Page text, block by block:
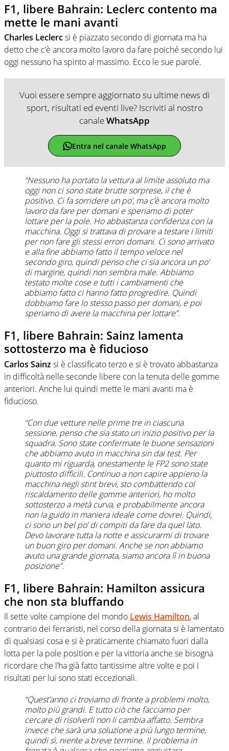
F1, libere Bahrain: Leclerc contento ma
mette le mani avanti
Charles Leclercsi è piazzato secondo di giornata ma ha
detto che c’è ancora molto lavoro da fare poiché secondo lui
oggi nessuno ha spinto al massimo. Ecco le sue parole.
Vuoi essere sempre aggiornato su ultime news di
sport, risultati ed eventi live? Iscriviti al nostro
canaleWhatsApp
Entra nel canale WhatsApp
“Nessuno ha portato la vettura al limite assoluto ma
oggi non ci sono state brutte sorprese, il che è
positivo. Ci fa sorridere un po’, ma c’è ancora molto
lavoro da fare per domani e speriamo di poter
lottare per la pole. Ho abbastanza confidenza con la
macchina. Oggi si trattava di provare a testare i limiti
per non fare gli stessi errori domani. Ci sono arrivato
e alla fine abbiamo fatto il tempo veloce nel
secondo giro, quindi penso che ci sia ancora un po’
di margine, quindi non sembra male. Abbiamo
testato molte cose e tutti i cambiamenti che
abbiamo fatto ci hanno fatto progredire. Quindi
dobbiamo fare lo stesso passo per domani, e poi
speriamo di avere la macchina per lottare”.
F1, libere Bahrain: Sainz lamenta
sottosterzo ma è fiducioso
Carlos Sainzsi è classificato terzo e si è trovato abbastanza
in difficoltà nelle seconde libere con la tenuta delle gomme
anteriori. Anche lui quindi mette le mani avanti ma è
fiducioso.
“Con due vetture nelle prime tre in ciascuna
sessione, penso che sia stato un inizio positivo per la
squadra. Sono state confermate le buone sensazioni
che abbiamo avuto in macchina sin dai test. Per
quanto mi riguarda, onestamente le FP2 sono state
piuttosto difficili. Continuo a non capire appieno la
macchina negli stint brevi, sto combattendo col
riscaldamento delle gomme anteriori, ho molto
sottosterzo a metà curva, e probabilmente ancora
non la guido in maniera ideale come dovrei. Quindi,
ci sono un bel po’ di compiti da fare da quel lato.
Devo lavorare tutta la notte e assicurarmi di trovare
un buon giro per domani. Anche se non abbiamo
avuto una grande giornata, siamo ancora lì in buona
posizione”.
F1, libere Bahrain: Hamilton assicura
che non sta bluffando
Il sette volte campione del mondo Lewis Hamilton, al
contrario dei ferraristi, nel corso della giornata si è lamentato
di qualsiasi cosa e si è praticamente chiamato fuori dalla
lotta per la pole position e per la vittoria anche se bisogna
ricordare che l’ha già fatto tantissime altre volte e poi i
risultati per lui sono stati eccezionali.
“Quest’anno ci troviamo di fronte a problemi molto,
molto più grandi. E tutto ciò che facciamo per
cercare di risolverli non li cambia affatto. Sembra
invece che sarà una soluzione a più lungo termine,
quindi sì, niente a breve termine. Il problema in